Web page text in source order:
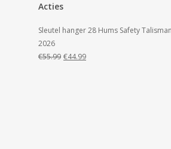
Acties
Sleutel hanger 28 Hums Safety
2026
€55.99 Oorspronkelijke
€44.99Huidige